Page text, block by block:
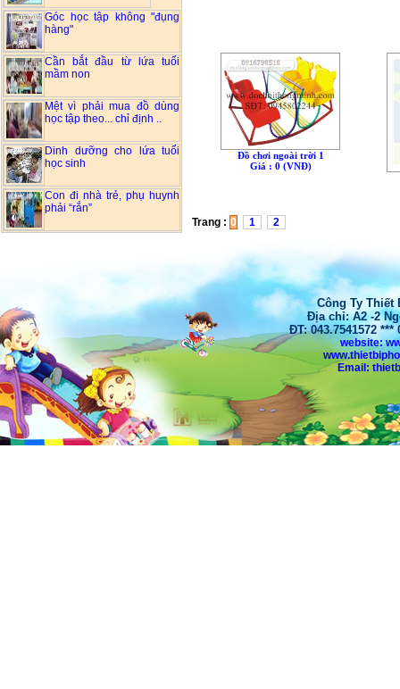
Góc học tập không "đụng
hàng"
Cần bắt đầu từ lứa tuổi
mầm non
Mệt vì phải mua đồ dùng
học tập theo... chỉ định ..
Dinh dưỡng cho lứa tuổi
học sinh
Con đi nhà trẻ, phụ huynh
phải “rắn”
Đồ chơi ngoài trời 1
Giá : 0 (VNÐ)
Trang : 0 1 2
Công Ty Thiết
Địa chỉ: A2 -2
ĐT: 043.7541572 ***
website:
Email: